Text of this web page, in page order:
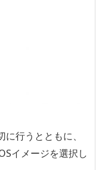
行うとともに、
イメージを選択し